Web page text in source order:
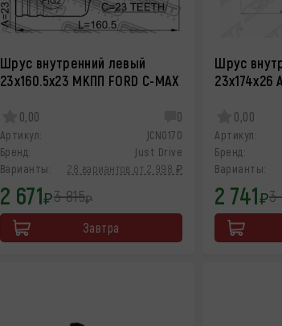
Шрус внутренний левый
23x160.5x23 МКПП FORD C-MAX
0,00 0
Артикул:
JCN0170
Бренд:
Just Drive
Варианты:
28 вариантов от 2 998 ₽
2 671₽3 815₽
Завтра
Шрус
23x174x26
0,00
Артикул:
Бренд:
Варианты:
2 741₽3